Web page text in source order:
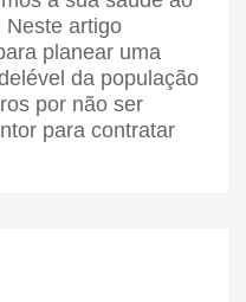
Neste artigo
planear uma
da população
por não ser
para contratar